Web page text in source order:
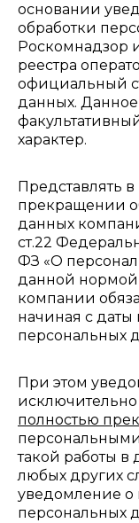
основании
обработки
Роскомнадзор
реестра
официальный
данных.
характер.
Представлять
прекращении
данных
ст.22
ФЗ «О
данной нормой
компании
начиная с
персональных
При этом
исключительно
полностью
такой работы
любых других
уведомление о
персональных